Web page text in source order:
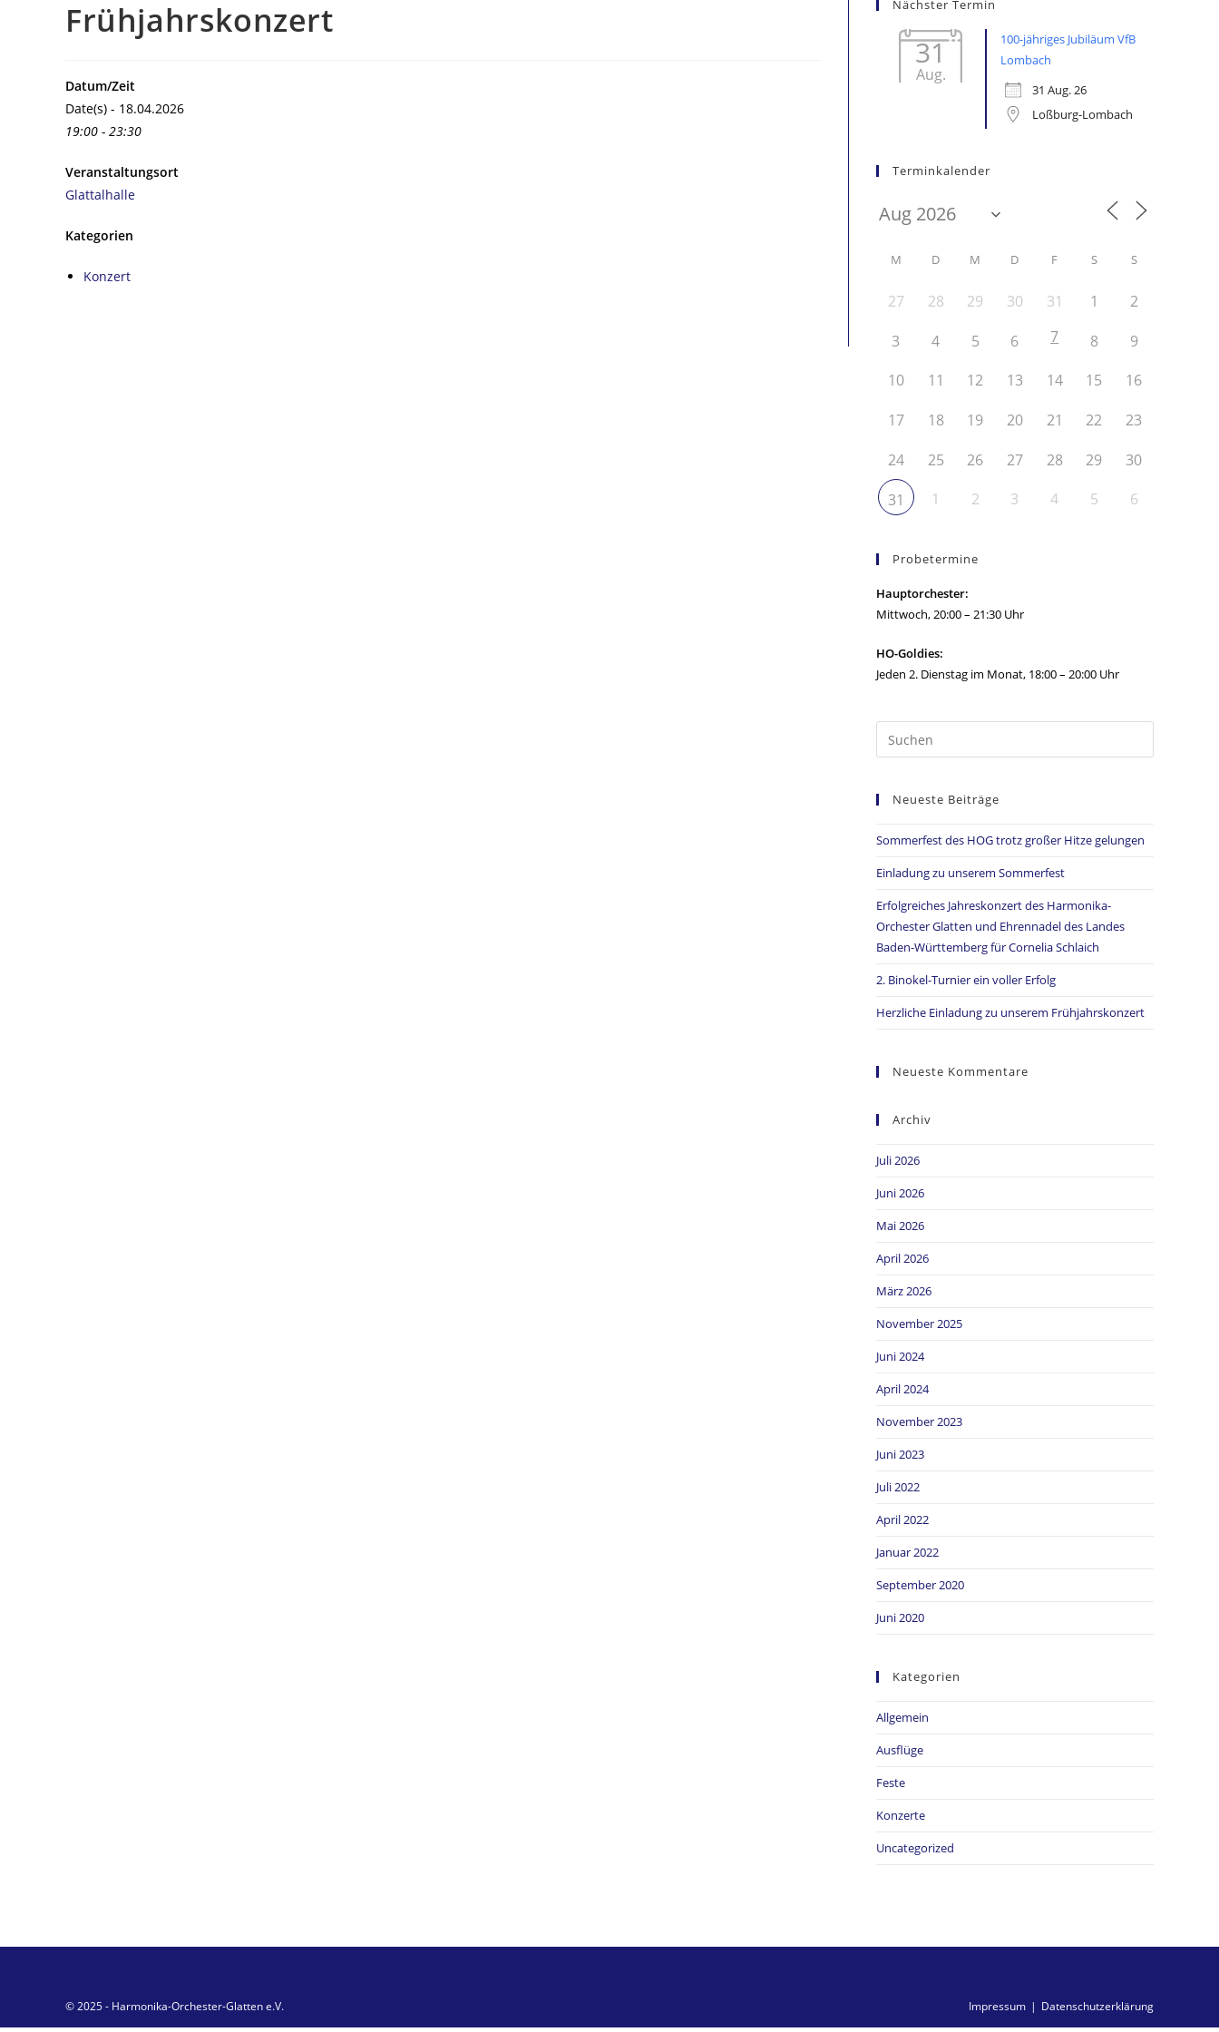
Frühjahrskonzert
Datum/Zeit
Date(s) - 18.04.2026
19:00 - 23:30
Veranstaltungsort
Glattalhalle
Kategorien
Konzert
Nächster Termin
31
Aug.
100-jähriges Jubiläum VfB
Lombach
31 Aug. 26
Loßburg-Lombach
Terminkalender
M D M D F S S
27 28 29 30 31 1
2
3
4 5 6 7 8
9
10
11 12 13 14 15
16
17
18 19 20 21 22
23
24
25 26 27 28 29 30
31 1 2 3 4 5 6
Probetermine
Hauptorchester:
Mittwoch, 20:00 – 21:30 Uhr
HO-Goldies:
Jeden 2. Dienstag im Monat, 18:00 – 20:00 Uhr
Neueste Beiträge
Sommerfest des HOG trotz großer Hitze gelungen
Einladung zu unserem Sommerfest
Erfolgreiches Jahreskonzert des Harmonika-
Orchester Glatten und Ehrennadel des Landes
Baden-Württemberg für Cornelia Schlaich
2. Binokel-Turnier ein voller Erfolg
Herzliche Einladung zu unserem Frühjahrskonzert
Neueste Kommentare
Archiv
Juli 2026
Juni 2026
Mai 2026
April 2026
März 2026
November 2025
Juni 2024
April 2024
November 2023
Juni 2023
Juli 2022
April 2022
Januar 2022
September 2020
Juni 2020
Kategorien
Allgemein
Ausflüge
Feste
Konzerte
Uncategorized
Impressum Datenschutzerklärung
© 2025 - Harmonika-Orchester-Glatten e.V.